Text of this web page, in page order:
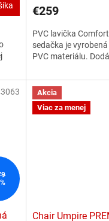
je
z
5
hviezdičiek.
€259
PVC lavička
sedačka je
PVC materiálu.
Akcia
Viac za menej
Chair Umpire